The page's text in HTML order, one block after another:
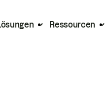
Lösungen Ressourcen